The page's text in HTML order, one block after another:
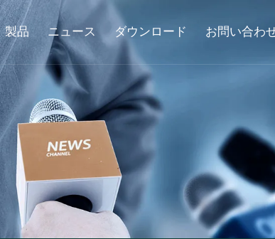
製品 ニュース ダウンロード お問い合わ